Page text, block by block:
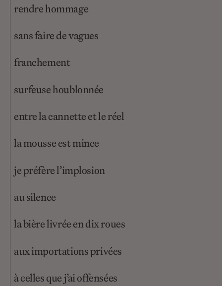
rendre hommage
sans faire de vagues
franchement
surfeuse houblonnée
entre la cannette et le réel
la mousse est mince
je préfère l’implosion
au silence
la bière livrée en dix roues
aux importations privées
à celles que j’ai offensées